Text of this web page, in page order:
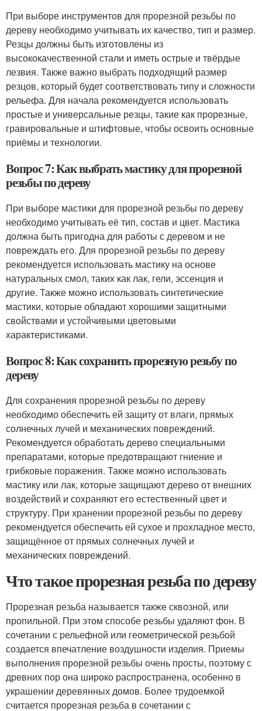
При выборе инструментов для прорезной резьбы по
дереву необходимо учитывать их качество, тип и размер.
Резцы должны быть изготовлены из
высококачественной стали и иметь острые и твёрдые
лезвия. Также важно выбрать подходящий размер
резцов, который будет соответствовать типу и сложности
рельефа. Для начала рекомендуется использовать
простые и универсальные резцы, такие как прорезные,
гравировальные и штифтовые, чтобы освоить основные
приёмы и технологии.
Вопрос 7: Как выбрать мастику для прорезной
резьбы по дереву
При выборе мастики для прорезной резьбы по дереву
необходимо учитывать её тип, состав и цвет. Мастика
должна быть пригодна для работы с деревом и не
повреждать его. Для прорезной резьбы по дереву
рекомендуется использовать мастику на основе
натуральных смол, таких как лак, гели, эссенция и
другие. Также можно использовать синтетические
мастики, которые обладают хорошими защитными
свойствами и устойчивыми цветовыми
характеристиками.
Вопрос 8: Как сохранить прорезную резьбу по
дереву
Для сохранения прорезной резьбы по дереву
необходимо обеспечить ей защиту от влаги, прямых
солнечных лучей и механических повреждений.
Рекомендуется обработать дерево специальными
препаратами, которые предотвращают гниение и
грибковые поражения. Также можно использовать
мастику или лак, которые защищают дерево от внешних
воздействий и сохраняют его естественный цвет и
структуру. При хранении прорезной резьбы по дереву
рекомендуется обеспечить ей сухое и прохладное место,
защищённое от прямых солнечных лучей и
механических повреждений.
Что такое прорезная резьба по дереву
Прорезная резьба называется также сквозной, или
пропильной. При этом способе резьбы удаляют фон. В
сочетании с рельефной или геометрической резьбой
создается впечатление воздушности изделия. Приемы
выполнения прорезной резьбы очень просты, поэтому с
древних пор она широко распространена, особенно в
украшении деревянных домов. Более трудоемкой
считается прорезная резьба в сочетании с